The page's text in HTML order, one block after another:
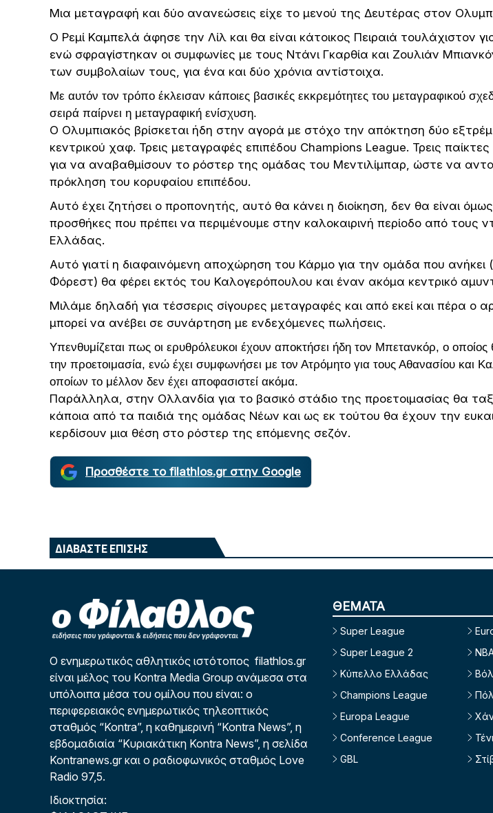
Μια μεταγραφή και δύο ανανεώσεις είχε το μενού της Δευτέρας στον
Ο Ρεμί Καμπελά άφησε την Λίλ και θα είναι κάτοικος Πειραιά τουλάχιστον
ενώ σφραγίστηκαν οι συμφωνίες με τους Ντάνι Γκαρθία και Ζουλιάν
των συμβολαίων τους, για ένα και δύο χρόνια αντίστοιχα.
Με αυτόν τον τρόπο έκλεισαν κάποιες βασικές εκκρεμότητες του μεταγραφικού
σειρά παίρνει η μεταγραφική ενίσχυση.
Ο Ολυμπιακός βρίσκεται ήδη στην αγορά με στόχο την απόκτηση δύο εξτρέμ
κεντρικού χαφ. Τρεις μεταγραφές επιπέδου Champions League. Τρεις
για να αναβαθμίσουν το ρόστερ της ομάδας του Μεντιλίμπαρ, ώστε να
πρόκληση του κορυφαίου επιπέδου.
Αυτό έχει ζητήσει ο προπονητής, αυτό θα κάνει η διοίκηση, δεν θα είναι όμως
προσθήκες που πρέπει να περιμένουμε στην καλοκαιρινή περίοδο από τους
Ελλάδας.
Αυτό γιατί η διαφαινόμενη αποχώρηση του Κάρμο για την ομάδα που ανήκει
Φόρεστ) θα φέρει εκτός του Καλογερόπουλου και έναν ακόμα κεντρικό
Μιλάμε δηλαδή για τέσσερις σίγουρες μεταγραφές και από εκεί και πέρα ο
μπορεί να ανέβει σε συνάρτηση με ενδεχόμενες πωλήσεις.
Υπενθυμίζεται πως οι ερυθρόλευκοι έχουν αποκτήσει ήδη τον Μπετανκόρ, ο οποίος
την προετοιμασία, ενώ έχει συμφωνήσει με τον Ατρόμητο για τους Αθανασίου και
οποίων το μέλλον δεν έχει αποφασιστεί ακόμα.
Παράλληλα, στην Ολλανδία για το βασικό στάδιο της προετοιμασίας θα
κάποια από τα παιδιά της ομάδας Νέων και ως εκ τούτου θα έχουν την
κερδίσουν μια θέση στο ρόστερ της επόμενης σεζόν.
Προσθέστε το filathlos.gr στην Google
ΔΙΑΒΑΣΤΕ ΕΠΙΣΗΣ
Ο ενημερωτικός αθλητικός ιστότοπος filathlos.gr
είναι μέλος του Kontra Media Group ανάμεσα στα
υπόλοιπα μέσα του ομίλου που είναι: ο
περιφερειακός ενημερωτικός τηλεοπτικός
σταθμός “Kontra”, η καθημερινή “Kontra News”, η
εβδομαδιαία “Κυριακάτικη Kontra News”, η σελίδα
Kontranews.gr και ο ραδιοφωνικός σταθμός Love
Radio 97,5.
Ιδιοκτησία:
ΘΕΜΑΤΑ
Super League
Super League 2
Κύπελλο Ελλάδας
Champions League
Europa League
Conference League
GBL